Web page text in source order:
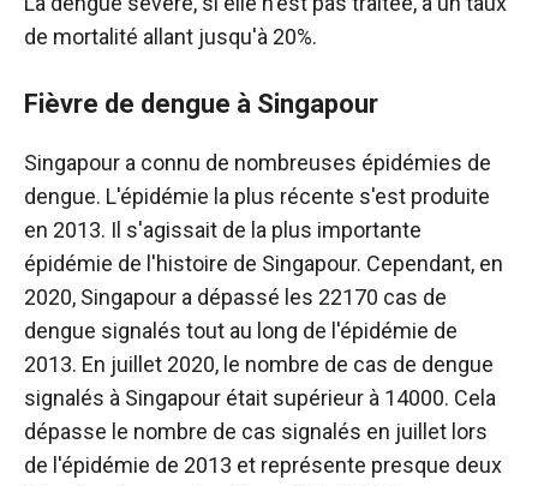
de mortalité allant jusqu'à 20%.
Fièvre de dengue à Singapour
Singapour a connu de nombreuses épidémies de
dengue. L'épidémie la plus récente s'est produite
en 2013. Il s'agissait de la plus importante
épidémie de l'histoire de Singapour. Cependant, en
2020, Singapour a dépassé les 22170 cas de
dengue signalés tout au long de l'épidémie de
2013. En juillet 2020, le nombre de cas de dengue
signalés à Singapour était supérieur à 14000. Cela
dépasse le nombre de cas signalés en juillet lors
de l'épidémie de 2013 et représente presque deux